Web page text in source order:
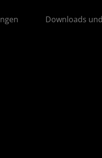
Downloads